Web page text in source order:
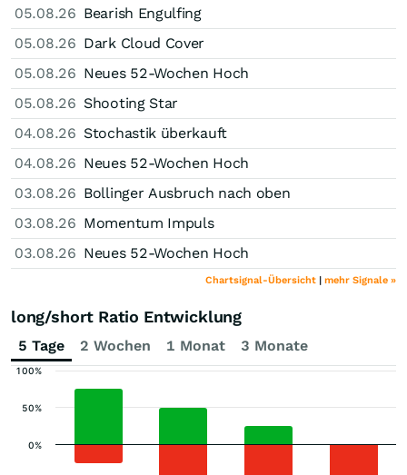
05.08.26 Bearish Engulfing
05.08.26 Dark Cloud Cover
05.08.26 Neues 52-Wochen Hoch
05.08.26 Shooting Star
04.08.26 Stochastik überkauft
04.08.26 Neues 52-Wochen Hoch
03.08.26 Bollinger Ausbruch nach oben
03.08.26 Momentum Impuls
03.08.26 Neues 52-Wochen Hoch
Chartsignal-Übersicht | mehr Signale »
long/short Ratio Entwicklung
5 Tage 2 Wochen 1 Monat 3 Monate
0%
50%
100%